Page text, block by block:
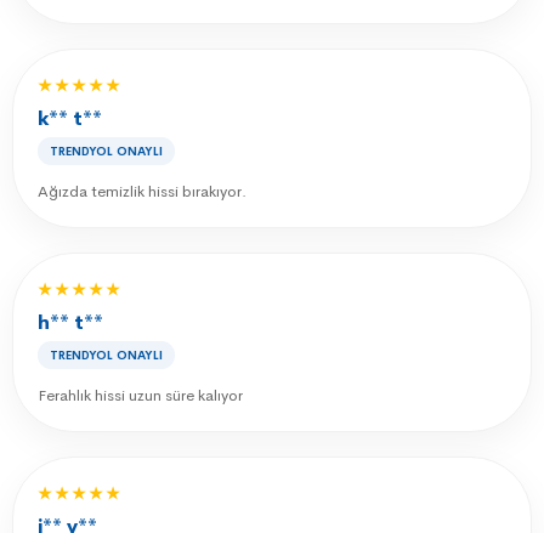
★★★★★
k** t**
TRENDYOL ONAYLI
Ağızda temizlik hissi bırakıyor.
★★★★★
h** t**
TRENDYOL ONAYLI
Ferahlık hissi uzun süre kalıyor
★★★★★
j** y**